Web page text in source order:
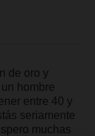
de oro y
hombre
entre 40 y
seriamente
muchas